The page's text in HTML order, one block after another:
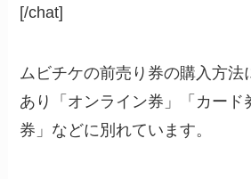
[/chat]
ムビチケの前売り券の購入方法
あり「オンライン券」「カード
券」などに別れています。